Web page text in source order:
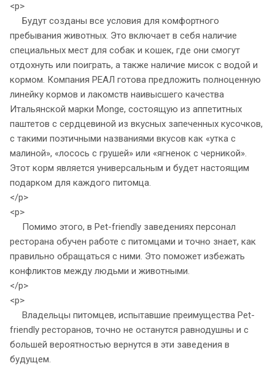
<p>
Будут созданы все условия для комфортного
пребывания животных. Это включает в себя наличие
специальных мест для собак и кошек, где они смогут
отдохнуть или поиграть, а также наличие мисок с водой и
кормом. Компания РЕАЛ готова предложить полноценную
линейку кормов и лакомств наивысшего качества
Итальянской марки Monge, состоящую из аппетитных
паштетов с сердцевиной из вкусных запеченных кусочков,
с такими поэтичными названиями вкусов как «утка с
малиной», «лосось с грушей» или «ягненок с черникой».
Этот корм является универсальным и будет настоящим
подарком для каждого питомца.
</p>
<p>
Помимо этого, в Pet-friendly заведениях персонал
ресторана обучен работе с питомцами и точно знает, как
правильно обращаться с ними. Это поможет избежать
конфликтов между людьми и животными.
</p>
<p>
Владельцы питомцев, испытавшие преимущества Pet-
friendly ресторанов, точно не останутся равнодушны и с
большей вероятностью вернутся в эти заведения в
будущем.